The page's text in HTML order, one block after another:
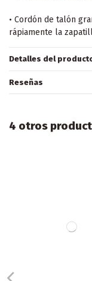
• Cordón de talón
rápiamente la
Detalles del
Reseñas
4 otros